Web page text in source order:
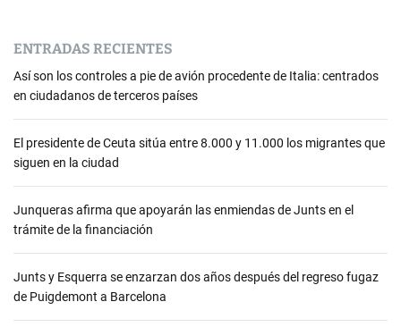
ENTRADAS RECIENTES
Así son los controles a pie de avión procedente de Italia: centrados
en ciudadanos de terceros países
El presidente de Ceuta sitúa entre 8.000 y 11.000 los migrantes que
siguen en la ciudad
Junqueras afirma que apoyarán las enmiendas de Junts en el
trámite de la financiación
Junts y Esquerra se enzarzan dos años después del regreso fugaz
de Puigdemont a Barcelona